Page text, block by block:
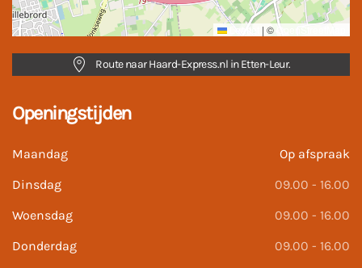
| ©
Route naar Haard-Express.nl in Etten-Leur.
Openingstijden
Maandag
Op afspraak
Dinsdag
09.00 - 16.00
Woensdag
09.00 - 16.00
Donderdag
09.00 - 16.00